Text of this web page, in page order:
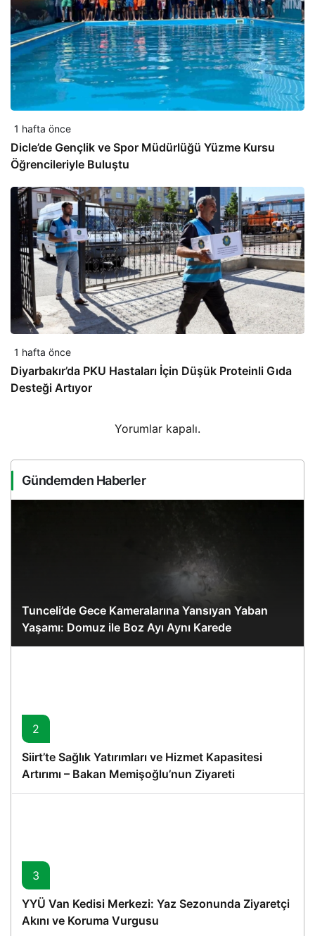
1 hafta önce
Dicle’de Gençlik ve Spor Müdürlüğü Yüzme Kursu
Öğrencileriyle Buluştu
1 hafta önce
Diyarbakır’da PKU Hastaları İçin Düşük Proteinli Gıda
Desteği Artıyor
Yorumlar kapalı.
Gündemden Haberler
Tunceli’de Gece Kameralarına Yansıyan Yaban
Yaşamı: Domuz ile Boz Ayı Aynı Karede
2
Siirt’te Sağlık Yatırımları ve Hizmet Kapasitesi
Artırımı – Bakan Memişoğlu’nun Ziyareti
3
YYÜ Van Kedisi Merkezi: Yaz Sezonunda Ziyaretçi
Akını ve Koruma Vurgusu